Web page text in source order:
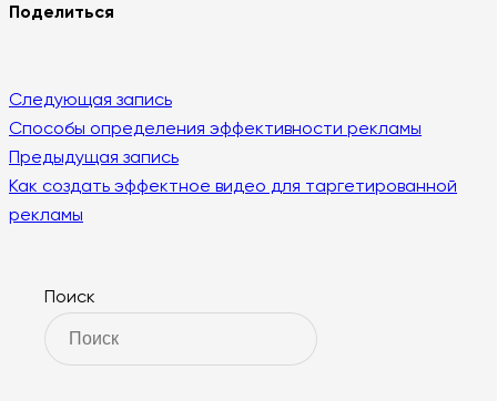
Поделиться
Следующая запись
Способы определения эффективности рекламы
Предыдущая запись
Как создать эффектное видео для таргетированной
рекламы
Поиск